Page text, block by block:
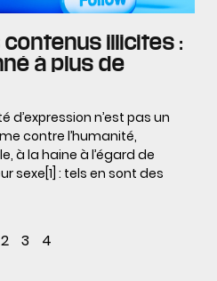
contenus illicites :
à plus de
d’expression n’est pas un
contre l’humanité,
à la haine à l’égard de
sexe[1] : tels en sont des
2 3 4